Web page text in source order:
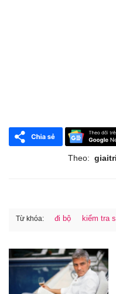
Theo:
Từ khóa: đi bộ kiểm tra